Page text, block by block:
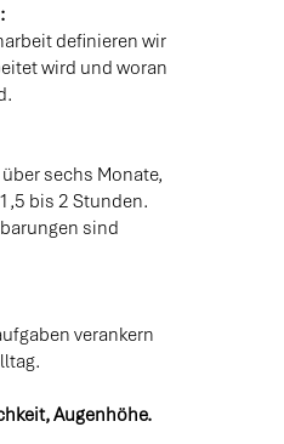
definieren wir
wird und woran
sechs Monate,
bis 2 Stunden.
sind
verankern
Augenhöhe.